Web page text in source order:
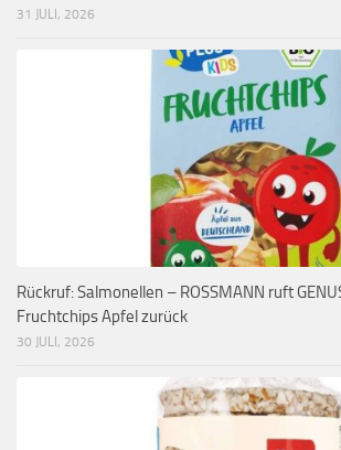
31 JULI, 2026
Rückruf: Salmonellen – ROSSMANN ruft
Fruchtchips Apfel zurück
30 JULI, 2026